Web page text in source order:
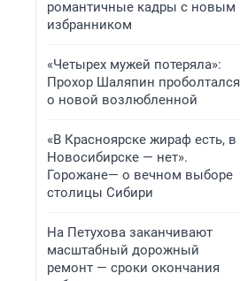
романтичные кадры с новым
избранником
«Четырех мужей потеряла»:
Прохор Шаляпин проболтался
о новой возлюбленной
«В Красноярске жираф есть, в
Новосибирске — нет».
Горожане— о вечном выборе
столицы Сибири
На Петухова заканчивают
масштабный дорожный
ремонт — сроки окончания